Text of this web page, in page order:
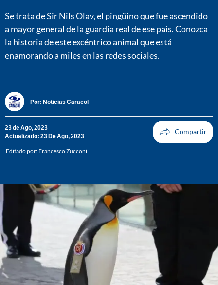
Se trata de Sir Nils Olav, el pingüino que fue ascendido
a mayor general de la guardia real de ese país. Conozca
la historia de este excéntrico animal que está
enamorando a miles en las redes sociales.
Por: Noticias Caracol
23 de Ago, 2023
Actualizado: 23 De Ago, 2023
Editado por: Francesco Zucconi